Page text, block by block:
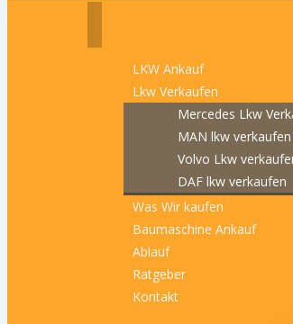
LKW Ankauf
Lkw Verkaufen
Mercedes Lkw
MAN lkw verkaufen
Volvo Lkw
DAF lkw verkaufen
Was Wir kaufen
Baumaschine Ankauf
Ablauf
Ratgeber
Kontakt